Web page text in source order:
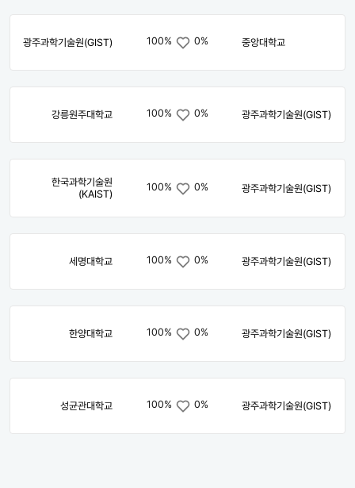
광주과학기술원(GIST) 100% 0% 중앙대학교
강릉원주대학교 100% 0% 광주과학기술원(GIST)
한국과학기술원
(KAIST)
100% 0% 광주과학기술원(GIST)
세명대학교 100% 0% 광주과학기술원(GIST)
한양대학교 100% 0% 광주과학기술원(GIST)
성균관대학교 100% 0% 광주과학기술원(GIST)